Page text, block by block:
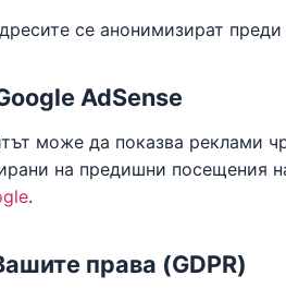
се анонимизират
AdSense
може да показва реклами
на предишни посещения
.
права (GDPR)